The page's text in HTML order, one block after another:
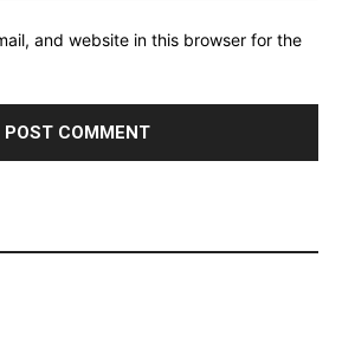
and website in this browser for the